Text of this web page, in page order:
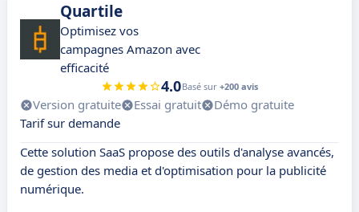
Quartile
Optimisez vos
campagnes Amazon avec
efficacité
4.0Basé sur +200 avis
Version gratuite Essai gratuit
Démo gratuite
Tarif sur demande
Cette solution SaaS propose des outils d'analyse avancés,
de gestion des media et d'optimisation pour la publicité
numérique.